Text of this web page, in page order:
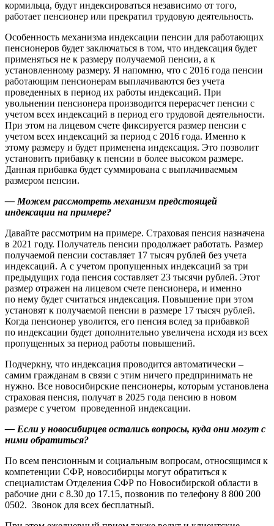
кормильца, будут индексироваться независимо от того,
работает пенсионер или прекратил трудовую деятельность.
Особенность механизма индексации пенсии для работающих
пенсионеров будет заключаться в том, что индексация будет
применяться не к размеру получаемой пенсии, а к
установленному размеру. Я напомню, что с 2016 года пенсии
работающим пенсионерам выплачиваются без учета
проведенных в период их работы индексаций. При
увольнении пенсионера производится перерасчет пенсии с
учетом всех индексаций в период его трудовой деятельности.
При этом на лицевом счете фиксируется размер пенсии с
учетом всех индексаций за период с 2016 года. Именно к
этому размеру и будет применена индексация. Это позволит
установить прибавку к пенсии в более высоком размере.
Данная прибавка будет суммирована с выплачиваемым
размером пенсии.
— Можем рассмотреть механизм предстоящей
индексации на примере?
Давайте рассмотрим на примере. Страховая пенсия назначена
в 2021 году. Получатель пенсии продолжает работать. Размер
получаемой пенсии составляет 17 тысяч рублей без учета
индексаций. А с учетом пропущенных индексаций за три
предыдущих года пенсия составляет 23 тысячи рублей. Этот
размер отражен на лицевом счете пенсионера, и именно
по нему будет считаться индексация. Повышение при этом
установят к получаемой пенсии в размере 17 тысяч рублей.
Когда пенсионер уволится, его пенсия вслед за прибавкой
по индексации будет дополнительно увеличена исходя из всех
пропущенных за период работы повышений.
Подчеркну, что индексация проводится автоматически –
самим гражданам в связи с этим ничего предпринимать не
нужно. Все новосибирские пенсионеры, которым установлена
страховая пенсия, получат в 2025 года пенсию в новом
размере с учетом проведенной индексации.
— Если у новосибирцев остались вопросы, куда они могут с
ними обратиться?
По всем пенсионным и социальным вопросам, относящимся к
компетенции СФР, новосибирцы могут обратиться к
специалистам Отделения СФР по Новосибирской области в
рабочие дни c 8.30 до 17.15, позвонив по телефону 8 800 200
0502. Звонок для всех бесплатный.